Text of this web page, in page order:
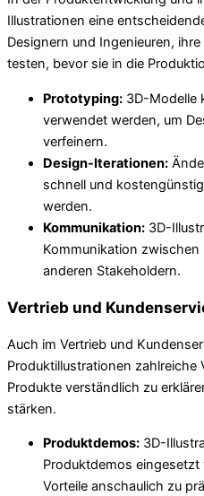
Illustrationen eine
Designern und Ingenieuren,
testen, bevor sie in die
Prototyping: 3D-Modelle
verwendet werden, um
verfeinern.
Design-Iterationen:
schnell und
werden.
Kommunikation: 3D-
Kommunikation zwischen
anderen Stakeholdern.
Vertrieb und
Auch im Vertrieb und
Produktillustrationen zahlreiche
Produkte verständlich zu
stärken.
Produktdemos: 3D-
Produktdemos
Vorteile anschaulich zu